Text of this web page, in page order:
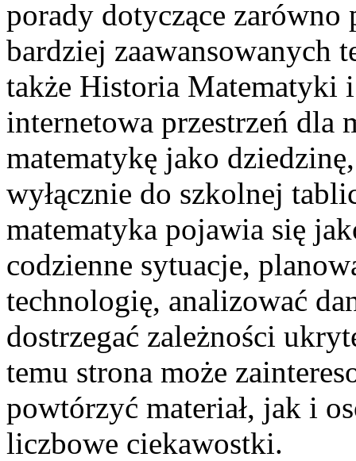
porady dotyczące
bardziej zaawansowanych
także Historia Matematyki
internetowa przestrzeń dla
matematykę jako
wyłącznie do szkolnej
matematyka pojawia się
codzienne sytuacje,
technologię, analizować
dostrzegać zależności
temu strona może
powtórzyć materiał, jak i
liczbowe ciekawostki.